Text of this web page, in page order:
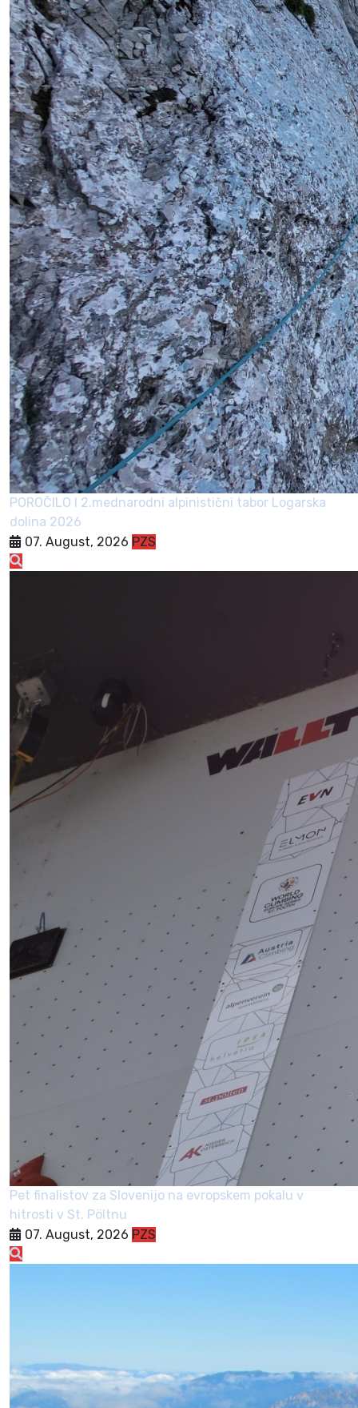
POROČILO I 2.mednarodni alpinistični tabor Logarska
dolina 2026
07. August, 2026 PZS
Pet finalistov za Slovenijo na evropskem pokalu v
hitrosti v St. Pöltnu
07. August, 2026 PZS